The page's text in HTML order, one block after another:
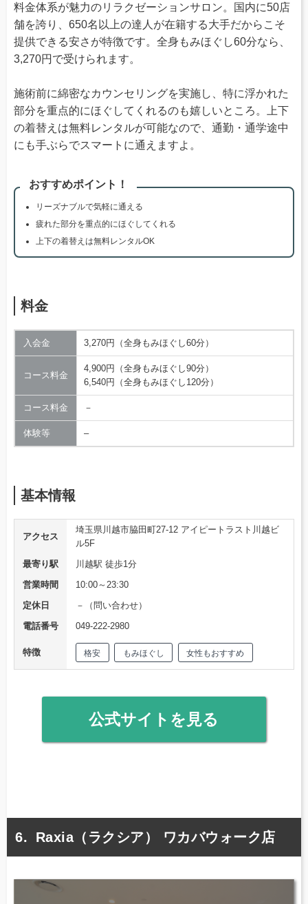
料金体系が魅力のリラクゼーションサロン。国内に50店
舗を誇り、650名以上の達人が在籍する大手だからこそ
提供できる安さが特徴です。全身もみほぐし60分なら、
3,270円で受けられます。
施術前に綿密なカウンセリングを実施し、特に浮かれた
部分を重点的にほぐしてくれるのも嬉しいところ。上下
の着替えは無料レンタルが可能なので、通勤・通学途中
にも手ぶらでスマートに通えますよ。
おすすめポイント！
リーズナブルで気軽に通える
疲れた部分を重点的にほぐしてくれる
上下の着替えは無料レンタルOK
料金
入会金 3,270円（全身もみほぐし60分）
コース料金
4,900円（全身もみほぐし90分）
6,540円（全身もみほぐし120分）
コース料金 －
体験等 –
基本情報
アクセス
埼玉県川越市脇田町27-12 アイピートラスト川越ビ
ル5F
最寄り駅
川越駅 徒歩1分
営業時間
10:00～23:30
定休日
－（問い合わせ）
電話番号
049-222-2980
特徴 格安 もみほぐし 女性もおすすめ
公式サイトを見る
Raxia（ラクシア） ワカバウォーク店